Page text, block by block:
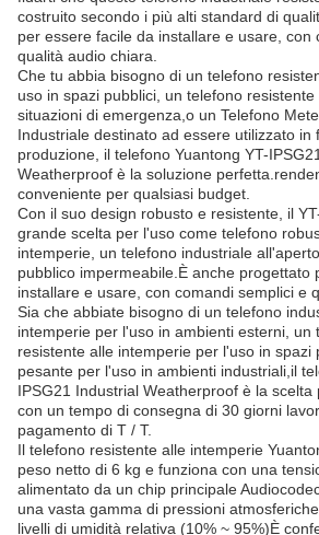
costruito secondo i più alti standard di
per essere facile da installare e usare, con
qualità audio chiara.
Che tu abbia bisogno di un telefono
uso in spazi pubblici, un telefono
situazioni di emergenza,o un Telefono
Industriale destinato ad essere utilizzato in
produzione, il telefono Yuantong YT-
Weatherproof è la soluzione
conveniente per qualsiasi budget.
Con il suo design robusto e resistente, il
grande scelta per l'uso come telefono
intemperie, un telefono industriale
pubblico impermeabile.È anche progettato
installare e usare, con comandi semplici e
Sia che abbiate bisogno di un telefono
intemperie per l'uso in ambienti esterni, un
resistente alle intemperie per l'uso in spazi
pesante per l'uso in ambienti industriali,il
IPSG21 Industrial Weatherproof è la
con un tempo di consegna di 30 giorni
pagamento di T / T.
Il telefono resistente alle intemperie
peso netto di 6 kg e funziona con una
alimentato da un chip principale
una vasta gamma di pressioni
livelli di umidità relativa (10% ~ 95%)È